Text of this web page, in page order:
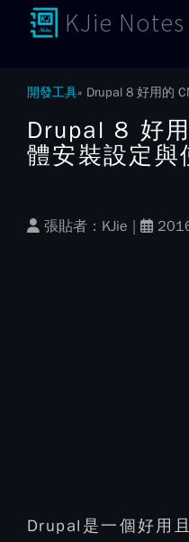
KJie Notes
開發工具 Drupal 8 好用的
Drupal 8 好
體安裝設定與
張貼者： KJie
Drupal是一個好用